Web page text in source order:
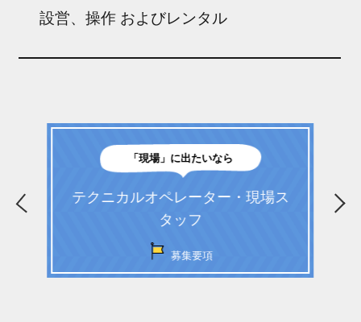
設営、操作 およびレンタル
「現場」に出たいなら
テクニカルオペレーター・現場ス
タッフ
募集要項